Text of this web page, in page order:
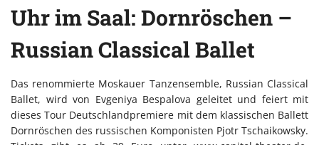
Uhr im Saal: Dornröschen –
Russian Classical Ballet
Das renommierte Moskauer Tanzensemble, Russian Classical
Ballet, wird von Evgeniya Bespalova geleitet und feiert mit
dieses Tour Deutschlandpremiere mit dem klassischen Ballett
Dornröschen des russischen Komponisten Pjotr Tschaikowsky.